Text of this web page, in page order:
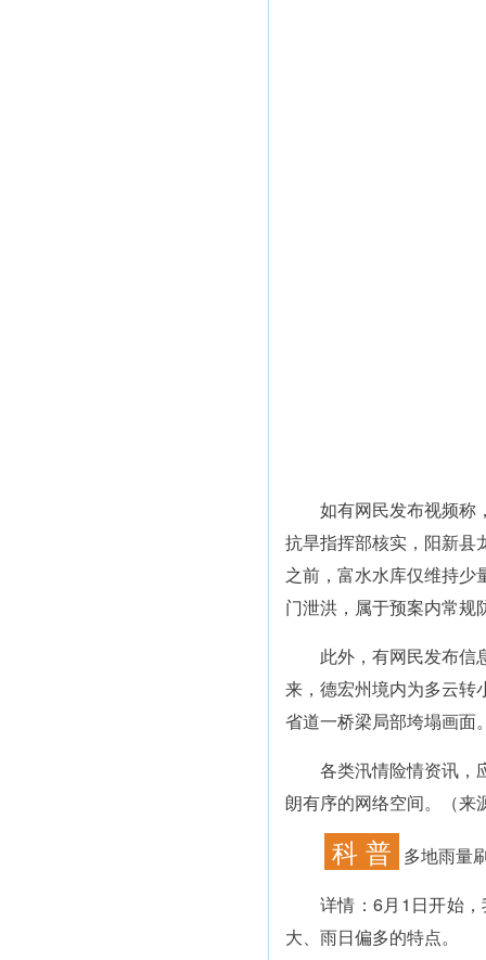
如有网民发布视频称，
抗旱指挥部核实，阳新县
之前，富水水库仅维持少
门泄洪，属于预案内常规
此外，有网民发布信息
来，德宏州境内为多云转
省道一桥梁局部垮塌画面
各类汛情险情资讯，应
朗有序的网络空间。（来
科 普 多地雨量
详情： 6月1日开始
大、雨日偏多的特点。